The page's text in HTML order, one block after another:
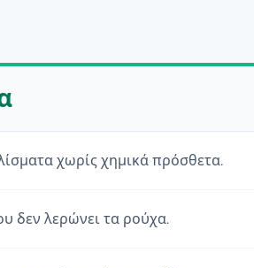
χωρίς χημικά πρόσθετα.
δεν λερώνει τα ρούχα.